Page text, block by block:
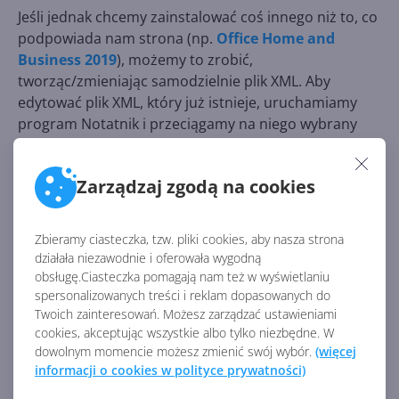
Zarządzaj zgodą na cookies
Zbieramy ciasteczka, tzw. pliki cookies, aby nasza strona
działała niezawodnie i oferowała wygodną
obsługę.Ciasteczka pomagają nam też w wyświetlaniu
spersonalizowanych treści i reklam dopasowanych do
Twoich zainteresowań. Możesz zarządzać ustawieniami
cookies, akceptując wszystkie albo tylko niezbędne. W
dowolnym momencie możesz zmienić swój wybór. (więcej
informacji o cookies w polityce prywatności)
Jeśli jednak chcemy zainstalować coś innego niż to, co
podpowiada nam strona (np. Office Home and
Business 2019), możemy to zrobić,
tworząc/zmieniając samodzielnie plik XML. Aby
edytować plik XML, który już istnieje, uruchamiamy
program Notatnik i przeciągamy na niego wybrany
plik XML (w tym przypadku edytujemy plik wcześniej
wygenerowany przez stronę):